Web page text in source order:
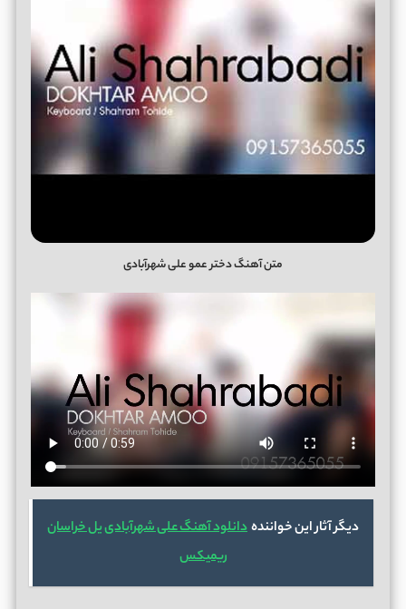
متن آهنگ دختر عمو علی شهرآبادی
دیگر آثار این خوانندهدانلود آهنگ علی شهرآبادی یل خراسان
ریمیکس